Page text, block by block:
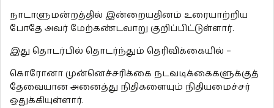
நாடாளுமன்றத்தில் இன்றையதினம் உரையாற்றிய
போதே அவர் மேற்கண்டவாறு குறிப்பிட்டுள்ளார்.
இது தொடர்பில் தொடர்ந்தும் தெரிவிக்கையில் –
கொரோனா முன்னெச்சரிக்கை நடவடிக்கைகளுக்குத்
தேவையான அனைத்து நிதிகளையும் நிதியமைச்சர்
ஒதுக்கியுள்ளார்.